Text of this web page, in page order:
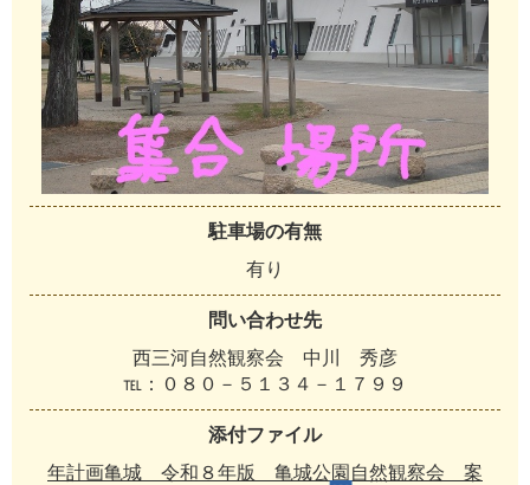
駐車場の有無
有り
問い合わせ先
西三河自然観察会 中川 秀彦
℡：０８０－５１３４－１７９９
添付ファイル
年計画亀城 令和８年版 亀城公園自然観察会 案